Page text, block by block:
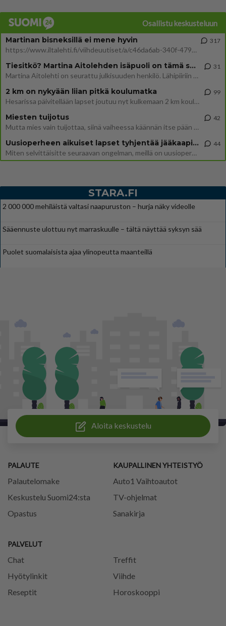
Osallistu keskusteluun
Martinan bisneksillä ei mene hyvin
https://www.iltalehti.fi/viihdeuutiset/a/c46da6ab-340f-4790-aaa7-0865eed2336 Yrityksen konkurssihakemus on tullut kärä
317
Tiesitkö? Martina Aitolehden isäpuoli on tämä suosittu laulaja
Martina Aitolehti on seurattu julkisuuden henkilö. Lähipiiriin mahtuu muitakin tunnettuja henkilöitä. Tiesitkö, että Ma
31
2 km on nykyään liian pitkä koulumatka
Hesarissa päivitellään lapset joutuu nyt kulkemaan 2 km kouluun jösses. Ruostefillarilla tuo matka menee vaikka miten äk
99
Miesten tuijotus
Mutta mies vain tuijottaa, siinä vaiheessa käännän itse pään pois. Mikä juttu? Yleensä jos joku tuijottaa tai katsoo, hä
42
Uusioperheen aikuiset lapset tyhjentää jääkaapin käydessään
Miten selvittäisitte seuraavan ongelman, meillä on uusioperhe, minulla teini-ikäiset lapset ja puolisolla aikuiset, jotk
44
STARA.FI
2 000 000 mehiläistä valtasi naapuruston – hurja näky videolle
Sääennuste ulottuu nyt marraskuulle – tältä näyttää syksyn sää
Puolet suomalaisista ajaa ylinopeutta maanteillä
Aloita keskustelu
PALAUTE
Palautelomake
Keskustelu Suomi24:sta
Opastus
PALVELUT
Chat
Treffit
Hyötylinkit
Viihde
Reseptit
Horoskooppi
KAUPALLINEN YHTEISTYÖ
Auto1 Vaihtoautot
TV-ohjelmat
Sanakirja